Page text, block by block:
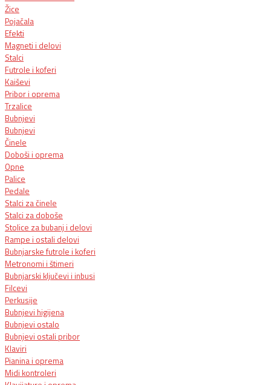
Žice
Pojačala
Efekti
Magneti i delovi
Stalci
Futrole i koferi
Kaiševi
Pribor i oprema
Trzalice
Bubnjevi
Bubnjevi
Činele
Doboši i oprema
Opne
Palice
Pedale
Stalci za činele
Stalci za doboše
Stolice za bubanj i delovi
Rampe i ostali delovi
Bubnjarske futrole i koferi
Metronomi i štimeri
Bubnjarski ključevi i inbusi
Filcevi
Perkusije
Bubnjevi higijena
Bubnjevi ostalo
Bubnjevi ostali pribor
Klaviri
Pianina i oprema
Midi kontroleri